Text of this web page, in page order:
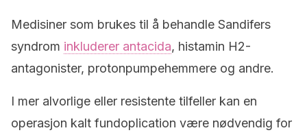
Medisiner som brukes til å behandle Sandifers
syndrom inkluderer antacida, histamin H2-
antagonister, protonpumpehemmere og andre.
I mer alvorlige eller resistente tilfeller kan en
operasjon kalt fundoplication være nødvendig for